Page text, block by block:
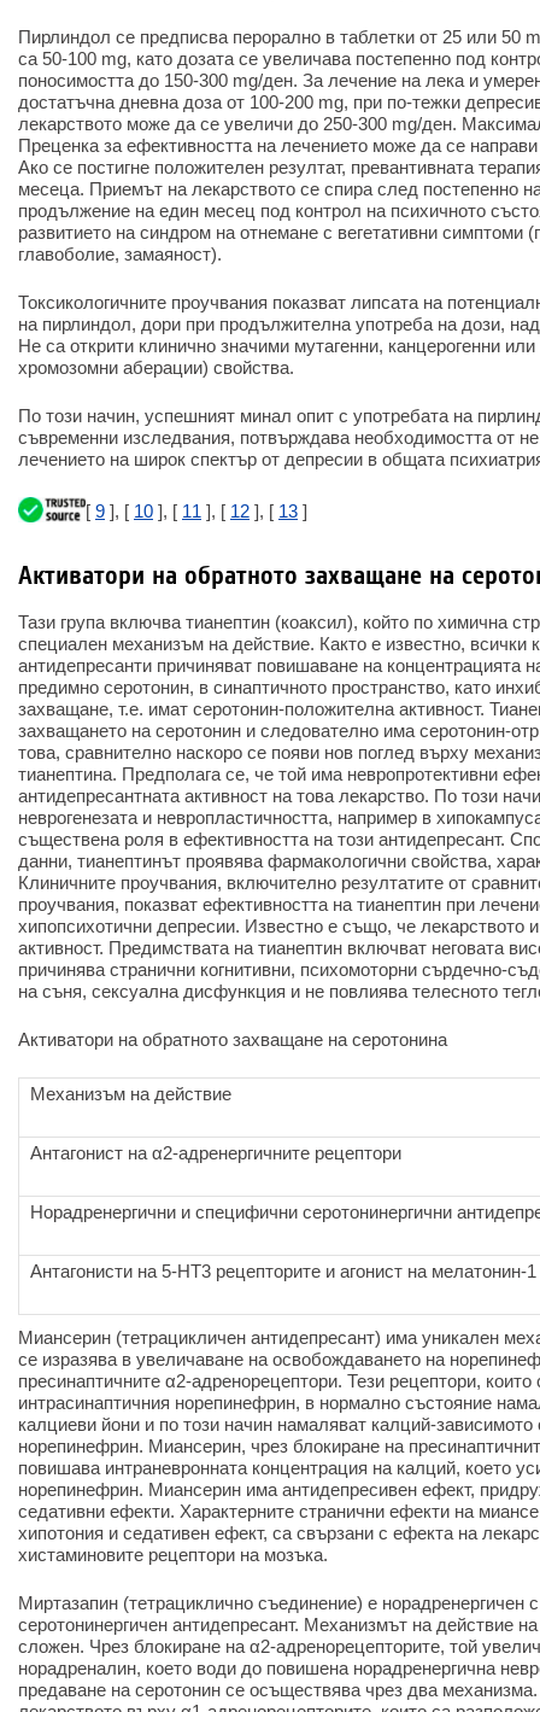
Пирлиндол се предписва перорално в таблетки от 25 или 50
са 50-100 mg, като дозата се увеличава постепенно под
поносимостта до 150-300 mg/ден. За лечение на лека и
достатъчна дневна доза от 100-200 mg, при по-тежки
лекарството може да се увеличи до 250-300 mg/ден.
Преценка за ефективността на лечението може да се
Ако се постигне положителен резултат, превантивната
месеца. Приемът на лекарството се спира след постепенно
продължение на един месец под контрол на психичното
развитието на синдром на отнемане с вегетативни симптоми
главоболие, замаяност).
Токсикологичните проучвания показват липсата на
на пирлиндол, дори при продължителна употреба на дози,
Не са открити клинично значими мутагенни, канцерогенни
хромозомни аберации) свойства.
По този начин, успешният минал опит с употребата на
съвременни изследвания, потвърждава необходимостта от
лечението на широк спектър от депресии в общата
[ 9 ], [ 10 ], [ 11 ], [ 12 ], [ 13 ]
Активатори на обратното захващане на
Тази група включва тианептин (коаксил), който по химична
специален механизъм на действие. Както е известно, всички
антидепресанти причиняват повишаване на концентрацията
предимно серотонин, в синаптичното пространство, като
захващане, т.е. имат серотонин-положителна активност.
захващането на серотонин и следователно има серотонин-
това, сравнително наскоро се появи нов поглед върху
тианептина. Предполага се, че той има невропротективни
антидепресантната активност на това лекарство. По този
неврогенезата и невропластичността, например в
съществена роля в ефективността на този антидепресант.
данни, тианептинът проявява фармакологични свойства,
Клиничните проучвания, включително резултатите от
проучвания, показват ефективността на тианептин при
хипопсихотични депресии. Известно е също, че лекарството
активност. Предимствата на тианептин включват неговата
причинява странични когнитивни, психомоторни сърдечно-
на съня, сексуална дисфункция и не повлиява телесното
Активатори на обратното захващане на серотонина
Механизъм на действие
Антагонист на α2-адренергичните рецептори
Норадренергични и специфични серотонинергични
Антагонисти на 5-HT3 рецепторите и агонист на мелатонин-
Миансерин (тетрацикличен антидепресант) има уникален
се изразява в увеличаване на освобождаването на
пресинаптичните α2-адренорецептори. Тези рецептори, които
интрасинаптичния норепинефрин, в нормално състояние
калциеви йони и по този начин намаляват калций-
норепинефрин. Миансерин, чрез блокиране на
повишава интраневронната концентрация на калций, което
норепинефрин. Миансерин има антидепресивен ефект,
седативни ефекти. Характерните странични ефекти на
хипотония и седативен ефект, са свързани с ефекта на
хистаминовите рецептори на мозъка.
Миртазапин (тетрациклично съединение) е норадренергичен
серотонинергичен антидепресант. Механизмът на действие
сложен. Чрез блокиране на α2-адренорецепторите, той
норадреналин, което води до повишена норадренергична
предаване на серотонин се осъществява чрез два